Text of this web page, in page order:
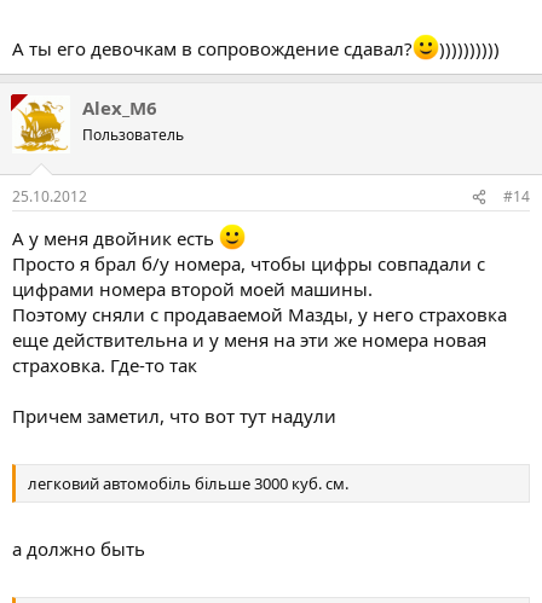
А ты его девочкам в сопровождение сдавал? ))))))))))
Alex_M6
Пользователь
25.10.2012 #14
А у меня двойник есть
Просто я брал б/у номера, чтобы цифры совпадали с
цифрами номера второй моей машины.
Поэтому сняли с продаваемой Мазды, у него страховка
еще действительна и у меня на эти же номера новая
страховка. Где-то так
Причем заметил, что вот тут надули
легковий автомобіль більше 3000 куб. см.
а должно быть